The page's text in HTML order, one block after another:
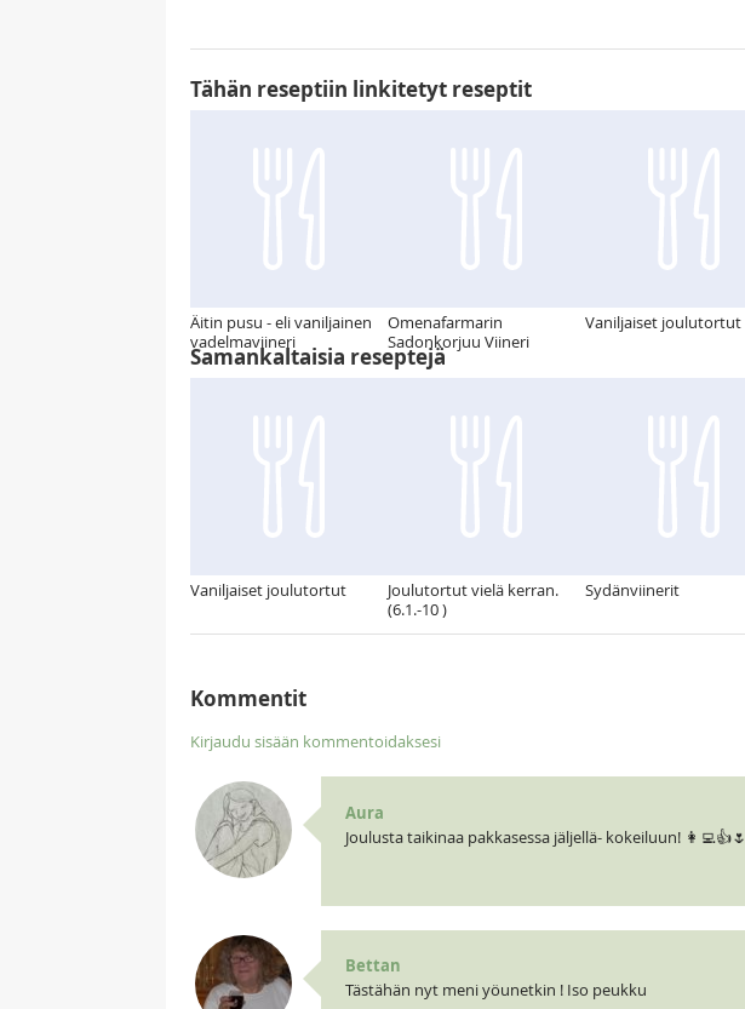
Tähän reseptiin linkitetyt reseptit
Äitin pusu - eli vaniljainen
vadelmaviineri
Omenafarmarin
Sadonkorjuu Viineri
Vaniljaiset joulutortut
Samankaltaisia reseptejä
Vaniljaiset joulutortut
Joulutortut vielä kerran.
(6.1.-10 )
Sydänviinerit
Kommentit
Kirjaudu sisään kommentoidaksesi
Aura
Joulusta taikinaa pakkasessa jäljellä- kokeiluun! 👩‍💻👍🌷
Bettan
Tästähän nyt meni yöunetkin ! Iso peukku